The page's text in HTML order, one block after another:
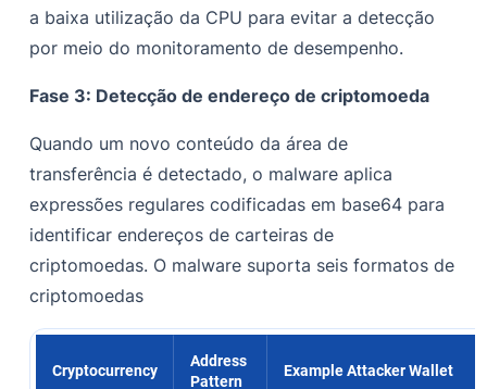
a baixa utilização da CPU para evitar a detecção
por meio do monitoramento de desempenho.
Fase 3: Detecção de endereço de criptomoeda
Quando um novo conteúdo da área de
transferência é detectado, o malware aplica
expressões regulares codificadas em base64 para
identificar endereços de carteiras de
criptomoedas. O malware suporta seis formatos de
criptomoedas
Cryptocurrency
Address
Pattern
Example Attacker Wallet